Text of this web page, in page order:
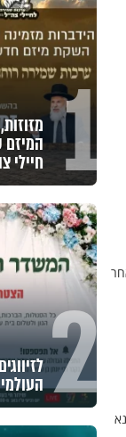
1 המיזם
חיילי
2